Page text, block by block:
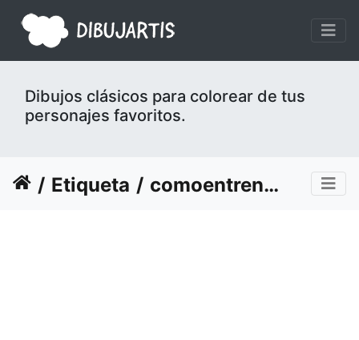
Dibujos clásicos para colorear de tus
personajes favoritos.
Etiqueta comoentrenar-dragon-14